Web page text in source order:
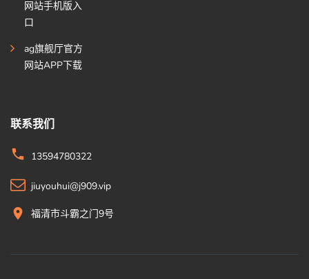
网站手机版入
口
ag旗舰厅官方
网站APP下载
联系我们
13594780322
jiuyouhui@j909.vip
福清市斗霸之门9号